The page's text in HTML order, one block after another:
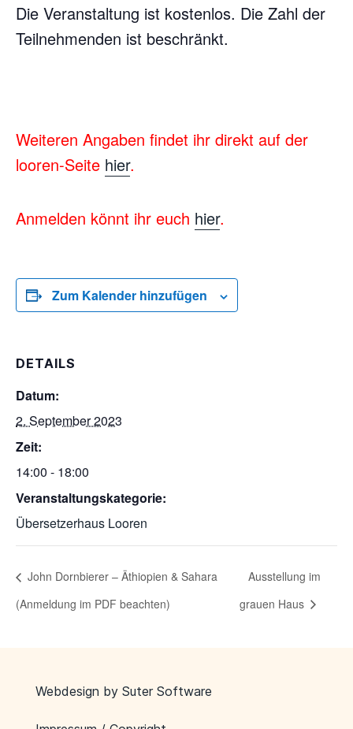
Die Veranstaltung ist kostenlos. Die Zahl der
Teilnehmenden ist beschränkt.
Weiteren Angaben findet ihr direkt auf der
looren-Seite hier.
Anmelden könnt ihr euch hier.
Zum Kalender hinzufügen
DETAILS
Datum:
2. September 2023
Zeit:
14:00 - 18:00
Veranstaltungskategorie:
Übersetzerhaus Looren
John Dornbierer – Äthiopien & Sahara
(Anmeldung im PDF beachten)
Ausstellung im
grauen Haus
Webdesign by Suter Software